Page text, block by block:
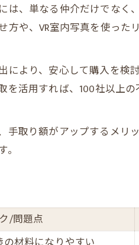
、単なる仲介だけでなく
や、VR室内写真を使っ
より、安心して購入を検
活用すれば、100社以上
取り額がアップするメ
/問題点